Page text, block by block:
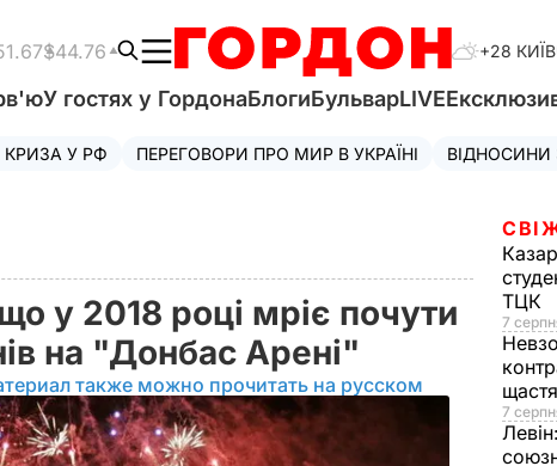
$44.76 +28 КИЇВ
У гостях у ГордонаБлогиБульварLIVE
У РФ ПЕРЕГОВОРИ ПРО МИР В УКРАЇНІ
у 2018 році мріє почути
на "Донбас Арені"
также можно прочитать на русском
ТЦК
7
щастя
7
Левін: